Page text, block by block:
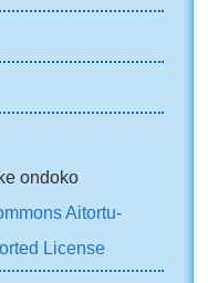
ondoko
Aitortu-
License